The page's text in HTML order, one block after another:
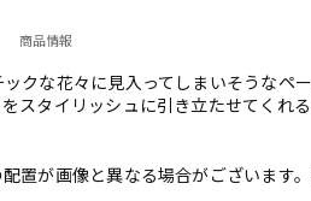
クな花々に見入ってしまいそうなペ
スタイリッシュに引き立たせてくれ
置が画像と異なる場合がございます
商品情報